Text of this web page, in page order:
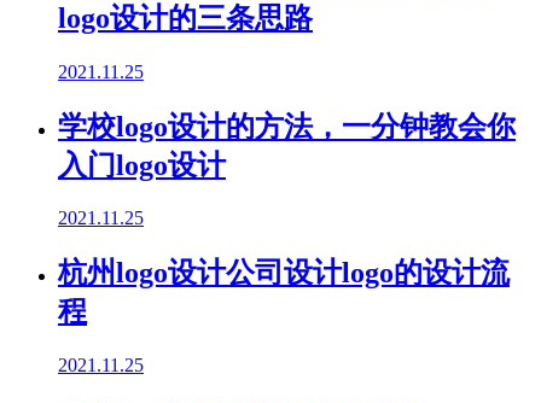
logo设计的三条思路
2021.11.25
学校logo设计的方法，一分钟教会你
入门logo设计
2021.11.25
杭州logo设计公司设计logo的设计流
程
2021.11.25